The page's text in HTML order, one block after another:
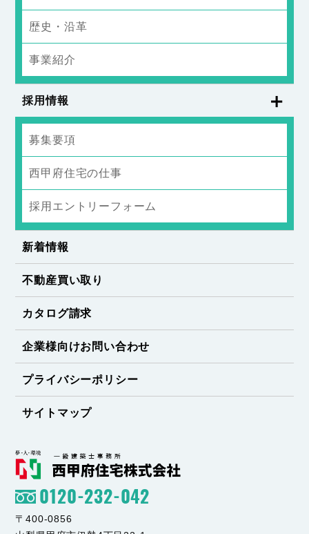
歴史・沿革
事業紹介
採用情報
募集要項
西甲府住宅の仕事
採用エントリーフォーム
新着情報
不動産買い取り
カタログ請求
企業様向けお問い合わせ
プライバシーポリシー
サイトマップ
0120-232-042
〒400-0856